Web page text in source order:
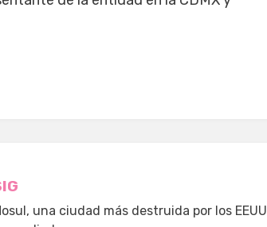
una ciudad más destruida por los EEUU